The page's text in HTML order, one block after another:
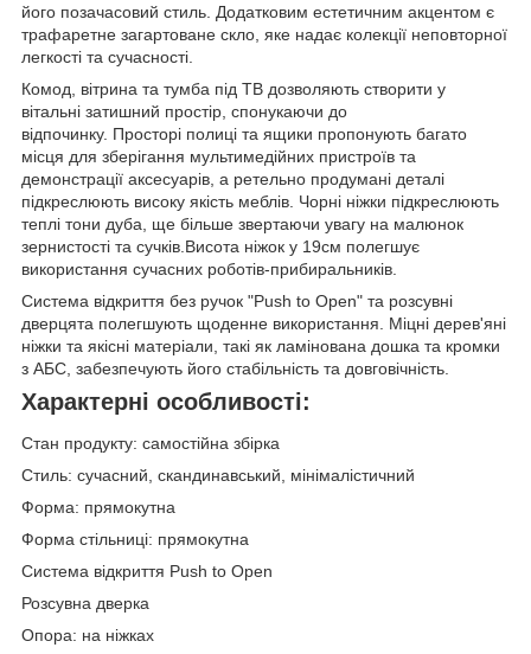
його позачасовий стиль. Додатковим естетичним акцентом є
трафаретне загартоване скло, яке надає колекції неповторної
легкості та сучасності.
Комод, вітрина та тумба під ТВ дозволяють створити у
вітальні затишний простір, спонукаючи до
відпочинку. Просторі полиці та ящики пропонують багато
місця для зберігання мультимедійних пристроїв та
демонстрації аксесуарів, а ретельно продумані деталі
підкреслюють високу якість меблів. Чорні ніжки підкреслюють
теплі тони дуба, ще більше звертаючи увагу на малюнок
зернистості та сучків.Висота ніжок у 19см полегшує
використання сучасних роботів-прибиральників.
Система відкриття без ручок "Push to Open" та розсувні
дверцята полегшують щоденне використання. Міцні дерев'яні
ніжки та якісні матеріали, такі як ламінована дошка та кромки
з АБС, забезпечують його стабільність та довговічність.
Характерні особливості:
Стан продукту: самостійна збірка
Стиль: сучасний, скандинавський, мінімалістичний
Форма: прямокутна
Форма стільниці: прямокутна
Система відкриття Push to Open
Розсувна дверка
Опора: на ніжках